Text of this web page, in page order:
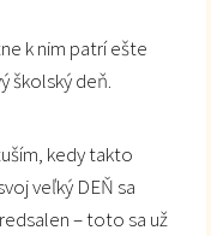
k nim patrí ešte
školský deň.
kedy takto
veľký DEŇ sa
– toto sa už